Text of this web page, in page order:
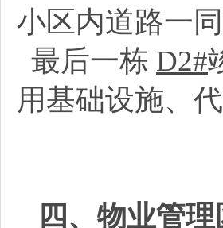
小区内道路一
最后一栋 D2#
用基础设施、
四、物业管